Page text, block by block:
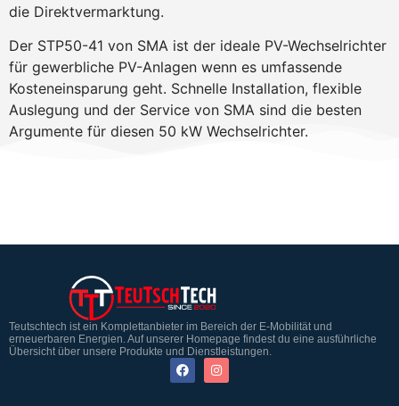
die Direktvermarktung.
Der STP50-41 von SMA ist der ideale PV-Wechselrichter
für gewerbliche PV-Anlagen wenn es umfassende
Kosteneinsparung geht. Schnelle Installation, flexible
Auslegung und der Service von SMA sind die besten
Argumente für diesen 50 kW Wechselrichter.
Teutschtech ist ein Komplettanbieter im Bereich der E-Mobilität und
erneuerbaren Energien. Auf unserer Homepage findest du eine ausführliche
Übersicht über unsere Produkte und Dienstleistungen.